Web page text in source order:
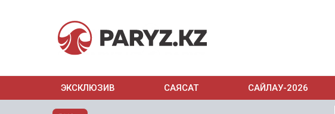
ЭКСКЛЮЗИВ САЯСАТ САЙЛАУ-2026